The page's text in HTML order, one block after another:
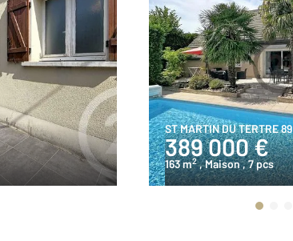
ST MARTIN DU TERTRE 89
389 000 €
163 m2 , Maison, 7 pcs